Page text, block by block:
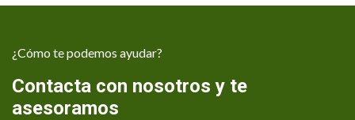
¿Cómo te podemos ayudar?
Contacta con nosotros y te
asesoramos